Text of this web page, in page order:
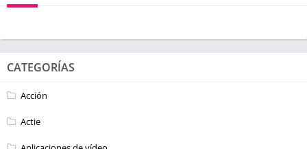
CATEGORÍAS
Acción
Actie